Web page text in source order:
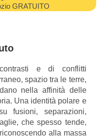
GRATUITO
e di conflitti
spazio tra le terre,
nella affinità delle
Una identità polare e
fusioni, separazioni,
che spesso tende,
alla massa